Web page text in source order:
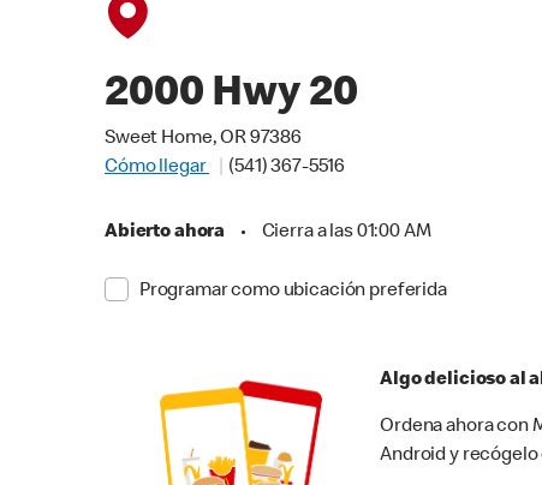
2000 Hwy 20
Sweet Home, OR 97386
Cómo llegar
(541) 367-5516
Abierto ahora • Cierra a las 01:00 AM
Programar como ubicación preferida
Algo delicioso al
Ordena ahora con
Android y